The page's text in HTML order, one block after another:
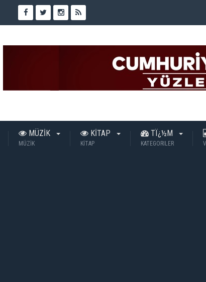
MÜZİK
MÜZİK
KİTAP
KİTAP
TÏ¿½M
KATEGORILER